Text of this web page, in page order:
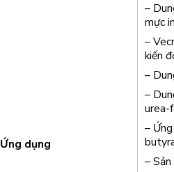
Ứng dụng
–
mực
–
kiến
–
–
urea-
–
–